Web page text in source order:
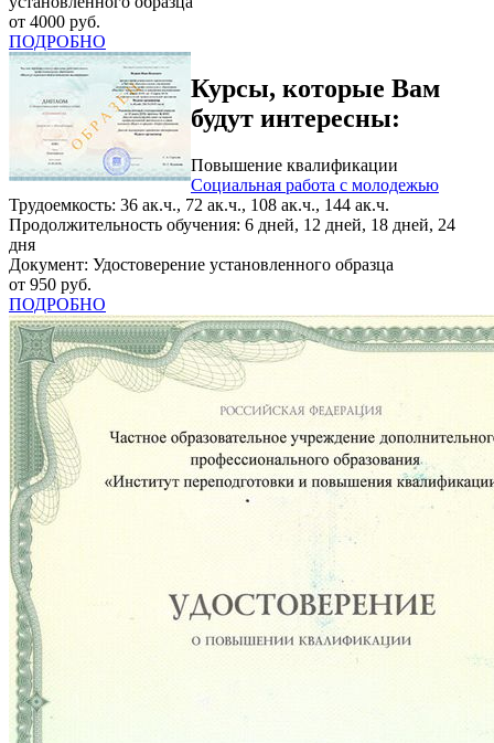
от 4000 руб.
ПОДРОБНО
Курсы, которые Вам
будут интересны:
Повышение квалификации
Социальная работа с молодежью
Трудоемкость: 36 ак.ч., 72 ак.ч., 108 ак.ч., 144 ак.ч.
Продолжительность обучения: 6 дней, 12 дней, 18 дней, 24
дня
Документ: Удостоверение установленного образца
от 950 руб.
ПОДРОБНО